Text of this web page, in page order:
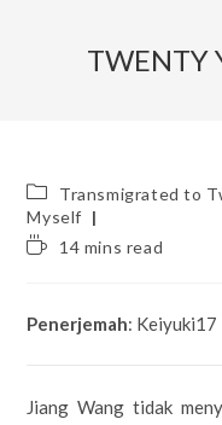
TWENTY
Post
category:
Transmigrated to
Myself
Reading14 mins read
Penerjemah: Keiyuki17
Jiang Wang tidak